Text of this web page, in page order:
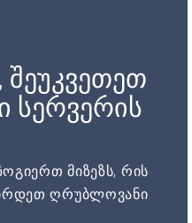
შეუკვეთეთ
სერვერის
მიზეზს, რის
ღრუბლოვანი